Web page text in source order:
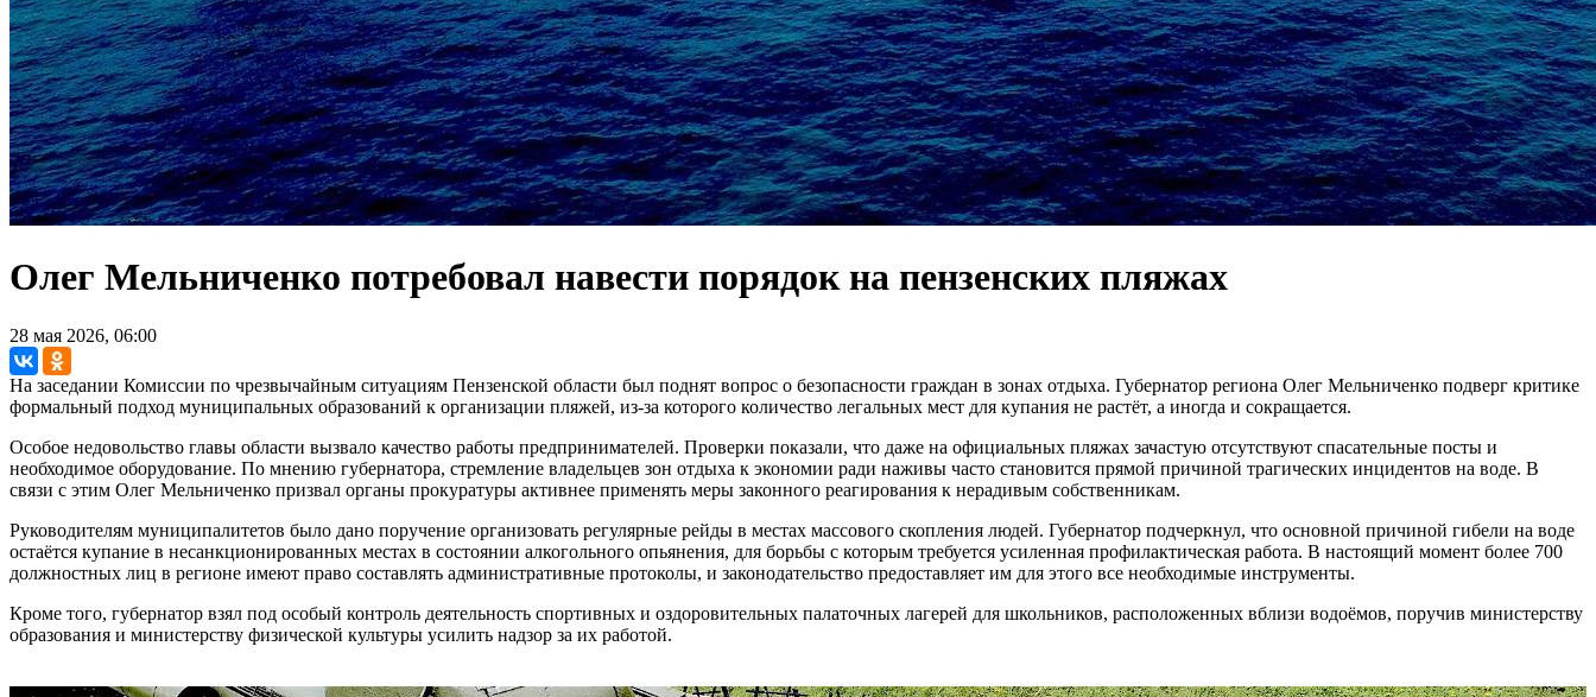
Олег Мельниченко потребовал навести порядок на пензенских пляжах
28 мая 2026, 06:00
На заседании Комиссии по чрезвычайным ситуациям Пензенской области был поднят вопрос о безопасности граждан в зонах отдыха. Губернатор региона Олег Мельниченко подверг критике
формальный подход муниципальных образований к организации пляжей, из-за которого количество легальных мест для купания не растёт, а иногда и сокращается.
Особое недовольство главы области вызвало качество работы предпринимателей. Проверки показали, что даже на официальных пляжах зачастую отсутствуют спасательные посты и
необходимое оборудование. По мнению губернатора, стремление владельцев зон отдыха к экономии ради наживы часто становится прямой причиной трагических инцидентов на воде. В
связи с этим Олег Мельниченко призвал органы прокуратуры активнее применять меры законного реагирования к нерадивым собственникам.
Руководителям муниципалитетов было дано поручение организовать регулярные рейды в местах массового скопления людей. Губернатор подчеркнул, что основной причиной гибели на воде
остаётся купание в несанкционированных местах в состоянии алкогольного опьянения, для борьбы с которым требуется усиленная профилактическая работа. В настоящий момент более 700
должностных лиц в регионе имеют право составлять административные протоколы, и законодательство предоставляет им для этого все необходимые инструменты.
Кроме того, губернатор взял под особый контроль деятельность спортивных и оздоровительных палаточных лагерей для школьников, расположенных вблизи водоёмов, поручив министерству
образования и министерству физической культуры усилить надзор за их работой.